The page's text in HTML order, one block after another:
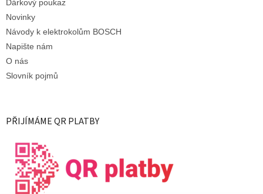
Dárkový poukaz
Novinky
Návody k elektrokolům BOSCH
Napište nám
O nás
Slovník pojmů
PŘIJÍMÁME QR PLATBY